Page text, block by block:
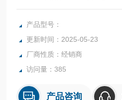
应灵敏;
产品型号：
更新时间：2025-05-23
厂商性质：经销商
访问量：385
产品咨询